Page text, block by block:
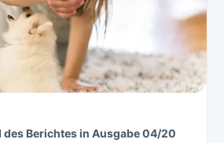
des Berichtes in Ausgabe 04/20